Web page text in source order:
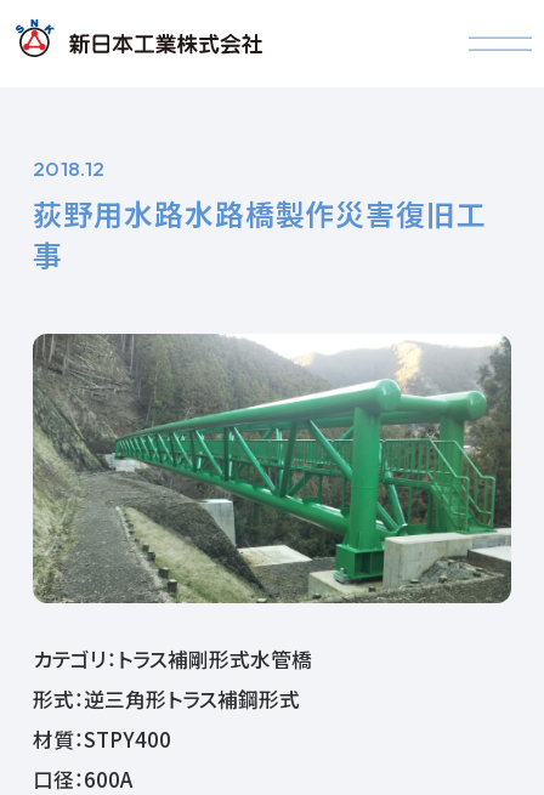
2018.12
荻野用水路水路橋製作災害復旧工
事
カテゴリ：トラス補剛形式水管橋
形式：逆三角形トラス補鋼形式
材質：STPY400
口径：600A